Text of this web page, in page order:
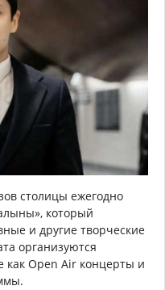
столицы ежегодно
который
и другие творческие
организуются
как Open Air концерты и